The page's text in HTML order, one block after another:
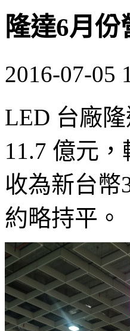
隆達6月
2016-07-05
LED 台廠
11.7 億元
收為新台幣
約略持平。